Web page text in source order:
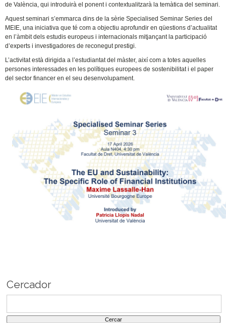
de València, qui introduirà el ponent i contextualitzarà la temàtica del seminari.
Aquest seminari s’emmarca dins de la sèrie Specialised Seminar Series del
MEIE, una iniciativa que té com a objectiu aprofundir en qüestions d’actualitat
en l’àmbit dels estudis europeus i internacionals mitjançant la participació
d’experts i investigadores de reconegut prestigi.
L’activitat està dirigida a l’estudiantat del màster, així com a totes aquelles
persones interessades en les polítiques europees de sostenibilitat i el paper
del sector financer en el seu desenvolupament.
Cercador